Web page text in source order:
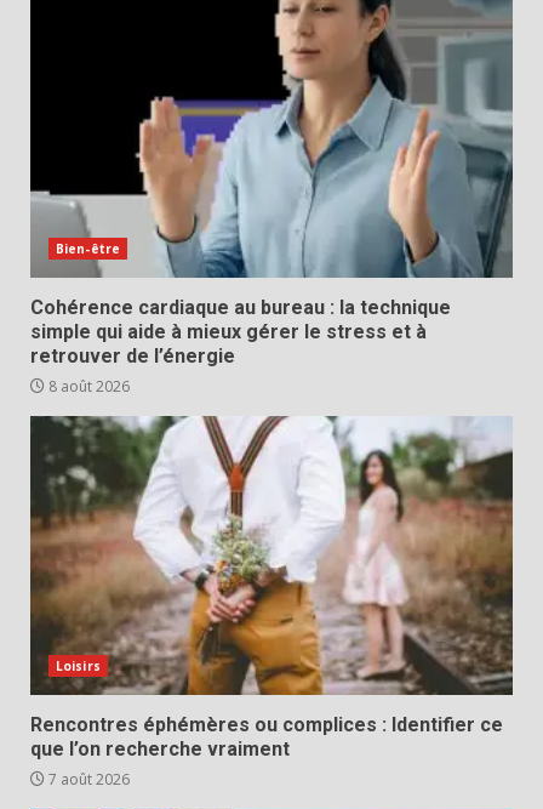
Bien-être
Cohérence cardiaque au bureau : la technique
simple qui aide à mieux gérer le stress et à
retrouver de l’énergie
8 août 2026
Loisirs
Rencontres éphémères ou complices : Identifier ce
que l’on recherche vraiment
7 août 2026